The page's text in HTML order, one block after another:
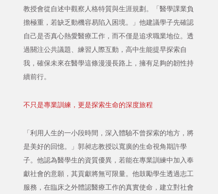
教授會從自述中觀察人格特質與生涯規劃。「醫學課業負
擔極重，若缺乏動機容易陷入困境。」他建議學子先確認
自己是否真心熱愛醫療工作，而不僅是追求職業地位。透
過關注公共議題、練習人際互動，高中生能提早探索自
我，確保未來在醫學這條漫漫長路上，擁有足夠的韌性持
續前行。
不只是專業訓練，更是探索生命的深度旅程
「利用人生的一小段時間，深入體驗不曾探索的地方，將
是美好的回憶。」郭昶志教授以寬廣的生命視角期許學
子。他認為醫學生的資質優異，若能在專業訓練中加入奉
獻社會的意願，其貢獻將無可限量。他鼓勵學生透過志工
服務，在臨床之外體認醫療工作的真實使命，建立對社會